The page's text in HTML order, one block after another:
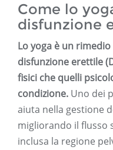
Come lo
disfunzione
Lo yoga è un
disfunzione erettile
fisici che quelli
condizione. Uno dei
aiuta nella gestione
migliorando il flusso
inclusa la regione